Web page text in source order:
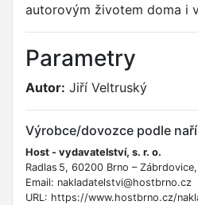
autorovým životem doma i
Parametry
Autor: Jiří Veltruský
Výrobce/dovozce podle
Host - vydavatelství, s. r. o.
Radlas 5, 60200 Brno –
Email: nakladatelstvi@hostbrno.cz
URL: https://www.hostbrno.cz/